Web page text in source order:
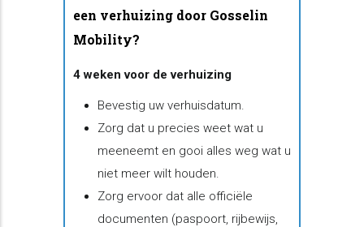
een verhuizing door Gosselin
Mobility?
4 weken voor de verhuizing
Bevestig uw verhuisdatum.
Zorg dat u precies weet wat u
meeneemt en gooi alles weg wat u
niet meer wilt houden.
Zorg ervoor dat alle officiële
documenten (paspoort, rijbewijs,